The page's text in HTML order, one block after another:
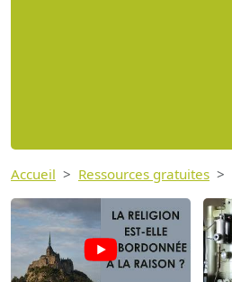
Accueil Ressources gratuites